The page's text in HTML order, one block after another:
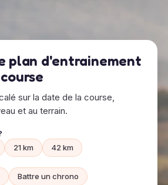
plan d'entrainement
sur la date de la course,
et au terrain.
21 km
42 km
Battre un chrono